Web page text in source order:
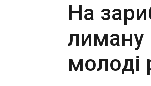
На
лиману
молоді